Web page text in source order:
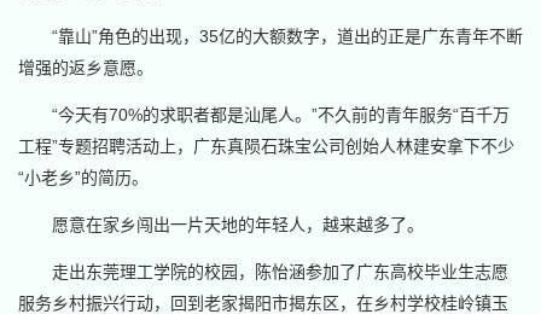
“靠山”角色的出现，35亿的大额数字，道出的正是广东青年不断
增强的返乡意愿。
“今天有70%的求职者都是汕尾人。”不久前的青年服务“百千万
工程”专题招聘活动上，广东真陨石珠宝公司创始人林建安拿下不少
“小老乡”的简历。
愿意在家乡闯出一片天地的年轻人，越来越多了。
走出东莞理工学院的校园，陈怡涵参加了广东高校毕业生志愿
服务乡村振兴行动，回到老家揭阳市揭东区，在乡村学校桂岭镇玉